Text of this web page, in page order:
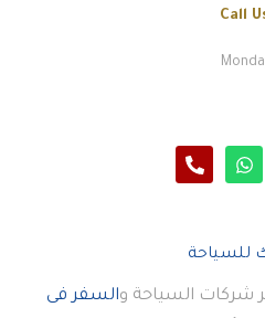
Call
شركات السياحة والسفر فى